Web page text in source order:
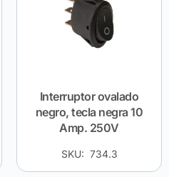
Interruptor ovalado
negro, tecla negra 10
Amp. 250V
SKU: 734.3